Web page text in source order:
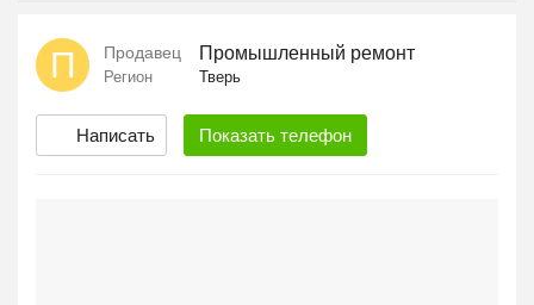
П Продавец Промышленный ремонт
Регион Тверь
Написать Показать телефон